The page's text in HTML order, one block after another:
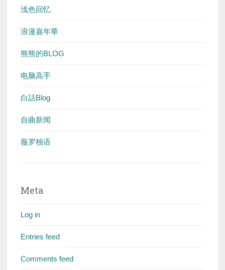
浅色回忆
浪漫嘉年華
熊熊的BLOG
电脑高手
白話Blog
自曲新闻
薇罗独语
Meta
Log in
Entries feed
Comments feed